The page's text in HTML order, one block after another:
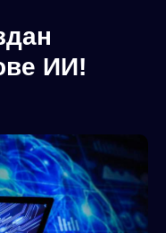
ИИ!